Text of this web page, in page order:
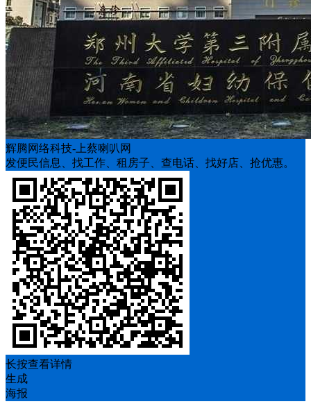
辉腾网络科技-上蔡喇叭网
发便民信息、找工作、租房子、查电话、找好店、抢优惠。
长按查看详情
生成
海报